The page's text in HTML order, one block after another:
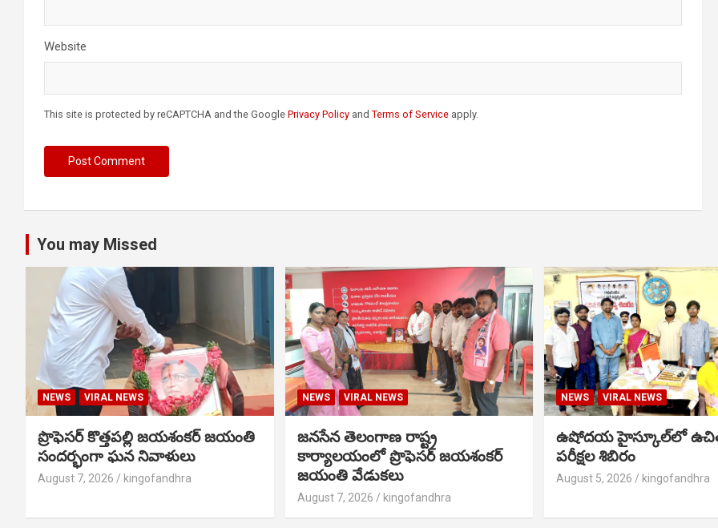
Website
This site is protected by reCAPTCHA and the Google Privacy Policy and Terms of Service apply.
You may Missed
NEWS VIRAL NEWS
ప్రొఫెసర్ కొత్తపల్లి జయశంకర్ జయంతి
సందర్భంగా ఘన నివాళులు
August 7, 2026 kingofandhra
NEWS VIRAL NEWS
జనసేన తెలంగాణ రాష్ట్ర
కార్యాలయంలో ప్రొఫెసర్ జయశంకర్
జయంతి వేడుకలు
August 7, 2026 kingofandhra
NEWS VIRAL NEWS
ఉషోదయ హైస్కూల్‌లో
పరీక్షల శిబిరం
August 5, 2026 kingofandhra